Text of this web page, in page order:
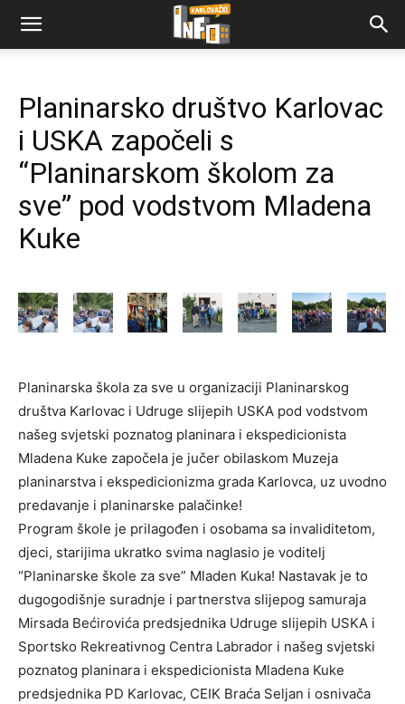
Planinarsko društvo Karlovac
i USKA započeli s
“Planinarskom školom za
sve” pod vodstvom Mladena
Kuke
Planinarska škola za sve u organizaciji Planinarskog
društva Karlovac i Udruge slijepih USKA pod vodstvom
našeg svjetski poznatog planinara i ekspedicionista
Mladena Kuke započela je jučer obilaskom Muzeja
planinarstva i ekspedicionizma grada Karlovca, uz uvodno
predavanje i planinarske palačinke!
Program škole je prilagođen i osobama sa invaliditetom,
djeci, starijima ukratko svima naglasio je voditelj
“Planinarske škole za sve” Mladen Kuka! Nastavak je to
dugogodišnje suradnje i partnerstva slijepog samuraja
Mirsada Bećirovića predsjednika Udruge slijepih USKA i
Sportsko Rekreativnog Centra Labrador i našeg svjetski
poznatog planinara i ekspedicionista Mladena Kuke
predsjednika PD Karlovac, CEIK Braća Seljan i osnivača